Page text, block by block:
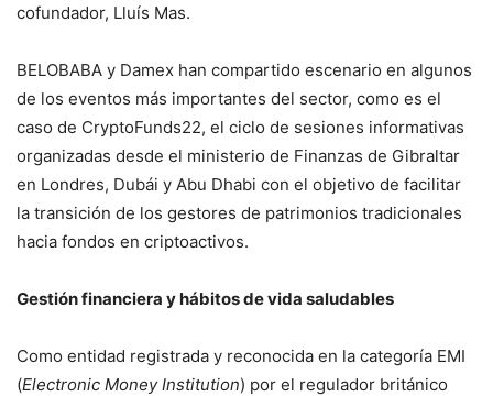
cofundador, Lluís Mas.
BELOBABA y Damex han compartido escenario en algunos
de los eventos más importantes del sector, como es el
caso de CryptoFunds22, el ciclo de sesiones informativas
organizadas desde el ministerio de Finanzas de Gibraltar
en Londres, Dubái y Abu Dhabi con el objetivo de facilitar
la transición de los gestores de patrimonios tradicionales
hacia fondos en criptoactivos.
Gestión financiera y hábitos de vida saludables
Como entidad registrada y reconocida en la categoría EMI
(Electronic Money Institution) por el regulador británico